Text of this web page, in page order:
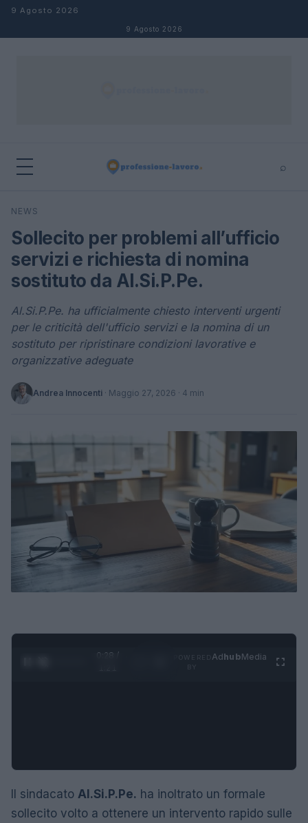
Salta al contenuto
9 Agosto 2026
9 Agosto 2026
⌕
Cerca
NEWS
Sollecito per problemi all’ufficio
servizi e richiesta di nomina
sostituto da Al.Si.P.Pe.
Al.Si.P.Pe. ha ufficialmente chiesto interventi urgenti
per le criticità dell'ufficio servizi e la nomina di un
sostituto per ripristinare condizioni lavorative e
organizzative adeguate
Andrea Innocenti · Maggio 27, 2026 · 4 min
0:29 /
AdhubMedia
Il sindacato Al.Si.P.Pe. ha inoltrato un formale
sollecito volto a ottenere un intervento rapido sulle